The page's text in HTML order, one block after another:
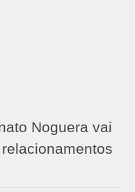
Noguera vai